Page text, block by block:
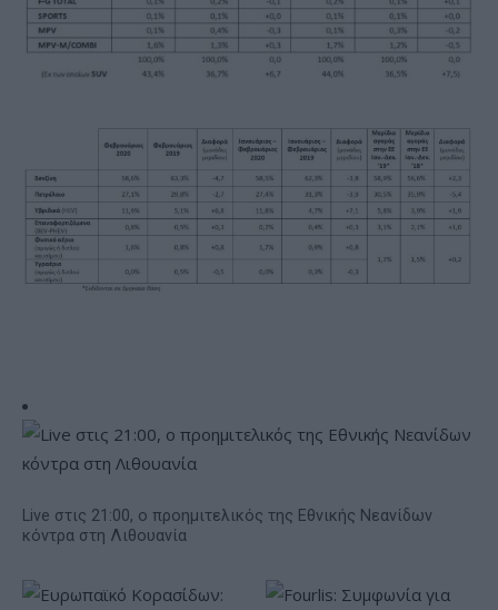
Live στις 21:00, ο προημιτελικός της Εθνικής Νεανίδων
κόντρα στη Λιθουανία